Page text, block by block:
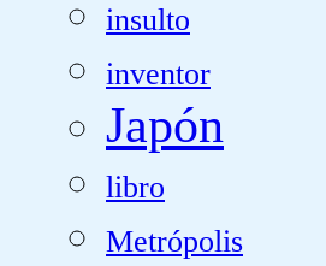
insulto
inventor
Japón
libro
Metrópolis